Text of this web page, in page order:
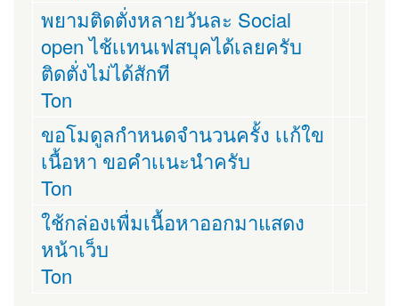
พยามติดตั่งหลายวันละ Social
open ไช้เเทนเฟสบุคได้เลยครับ
ติดตั่งไม่ได้สักที
Ton
ขอโมดูลกำหนดจำนวนครั้ง เเก้ใข
เนื้อหา ขอคำเเนะนำครับ
Ton
ใช้กล่องเพื่มเนื้อหาออกมาแสดง
หน้าเว็บ
Ton